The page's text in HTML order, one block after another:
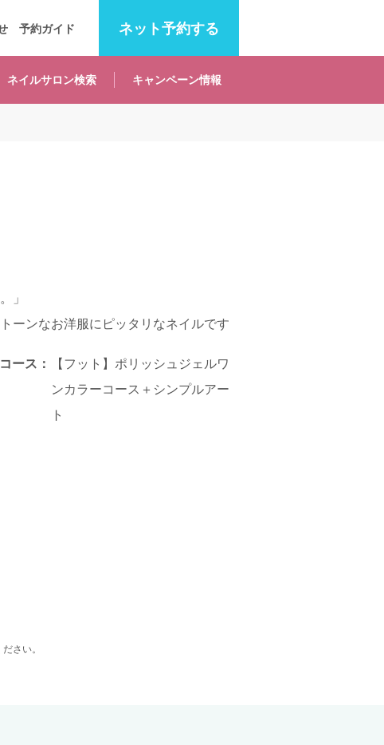
ネット予約する
ネイルサロン検索 キャンペーン情報
予約ガイド
」
ーンなお洋服にピッタリなネイルです
ース：
【フット】ポリッシュジェルワ
ンカラーコース＋シンプルアー
ト
さい。